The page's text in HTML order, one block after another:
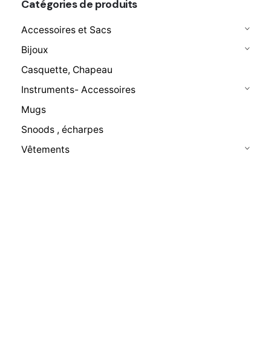
Catégories de produits
Accessoires et Sacs
Bijoux
Casquette, Chapeau
Instruments- Accessoires
Mugs
Snoods , écharpes
Vêtements